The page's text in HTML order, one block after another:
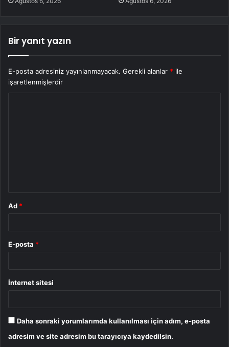
Bir yanıt yazın
E-posta adresiniz yayınlanmayacak. Gerekli alanlar * ile
işaretlenmişlerdir
Ad *
E-posta *
İnternet sitesi
Daha sonraki yorumlarımda kullanılması için adım, e-posta
adresim ve site adresim bu tarayıcıya kaydedilsin.